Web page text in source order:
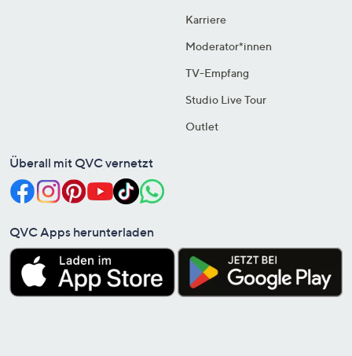
Karriere
Moderator*innen
TV-Empfang
Studio Live Tour
Outlet
Überall mit QVC vernetzt
QVC Apps herunterladen